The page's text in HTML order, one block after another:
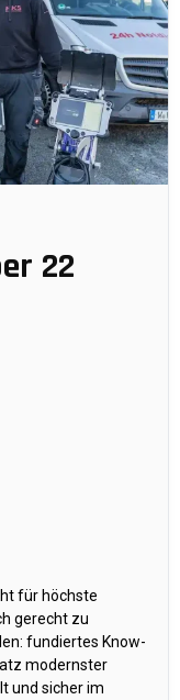
22
für höchste
gerecht zu
fundiertes Know-
modernster
und sicher im